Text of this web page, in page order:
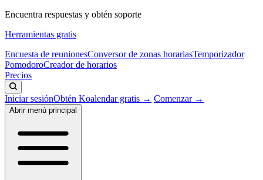
Encuentra respuestas y obtén soporte
Herramientas gratis
Encuesta de reunionesConversor de zonas horariasTemporizador
PomodoroCreador de horarios
Precios
Iniciar sesiónObtén Koalendar gratis → Comenzar →
Abrir menú principal